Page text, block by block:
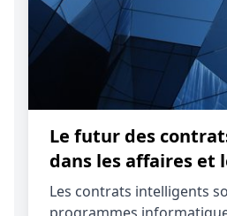
Le futur des
dans les affaires et
Les contrats intelligents